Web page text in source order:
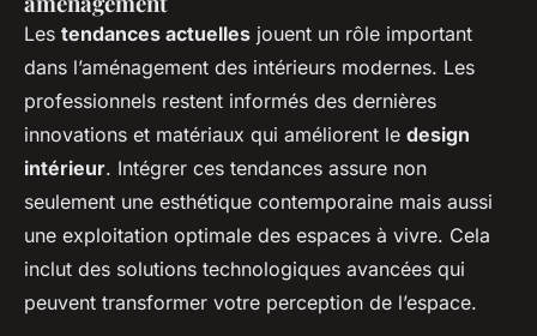
Les tendances actuelles jouent un rôle important
dans l’aménagement des intérieurs modernes. Les
professionnels restent informés des dernières
innovations et matériaux qui améliorent le design
intérieur. Intégrer ces tendances assure non
seulement une esthétique contemporaine mais aussi
une exploitation optimale des espaces à vivre. Cela
inclut des solutions technologiques avancées qui
peuvent transformer votre perception de l’espace.